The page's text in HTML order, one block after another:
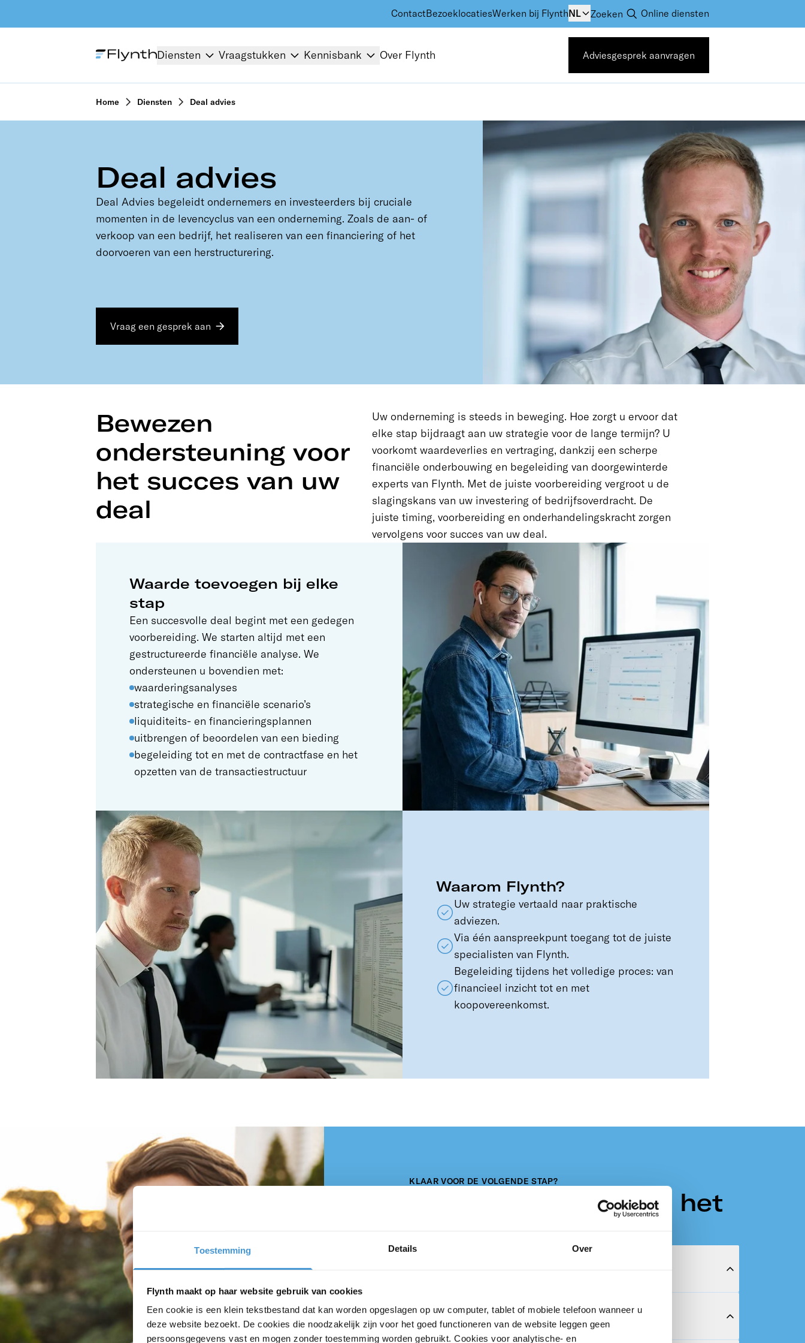
Toestemming Details Over
Flynth maakt op haar website gebruik van cookies
Een cookie is een klein tekstbestand dat kan worden opgeslagen op uw computer, tablet of mobiele telefoon wanneer u
deze website bezoekt. De cookies die noodzakelijk zijn voor het goed functioneren van de website leggen geen
persoonsgegevens vast en mogen zonder toestemming worden gebruikt. Cookies voor analytische- en
ContactBezoeklocatiesWerken bij FlynthNL Zoeken Online diensten
Diensten Vraagstukken Kennisbank Over Flynth Adviesgesprek aanvragen
Home Diensten Deal advies
Deal advies
Deal Advies begeleidt ondernemers en investeerders bij cruciale
momenten in de levencyclus van een onderneming. Zoals de aan- of
verkoop van een bedrijf, het realiseren van een financiering of het
doorvoeren van een herstructurering.
Vraag een gesprek aan
Bewezen
ondersteuning voor
het succes van uw
deal
Uw onderneming is steeds in beweging. Hoe zorgt u ervoor dat
elke stap bijdraagt aan uw strategie voor de lange termijn? U
voorkomt waardeverlies en vertraging, dankzij een scherpe
financiële onderbouwing en begeleiding van doorgewinterde
experts van Flynth. Met de juiste voorbereiding vergroot u de
slagingskans van uw investering of bedrijfsoverdracht. De
juiste timing, voorbereiding en onderhandelingskracht zorgen
vervolgens voor succes van uw deal.
Waarde toevoegen bij elke
stap
Een succesvolle deal begint met een gedegen
voorbereiding. We starten altijd met een
gestructureerde financiële analyse. We
ondersteunen u bovendien met:
waarderingsanalyses
strategische en financiële scenario’s
liquiditeits- en financieringsplannen
uitbrengen of beoordelen van een bieding
begeleiding tot en met de contractfase en het
opzetten van de transactiestructuur
Waarom Flynth?
Uw strategie vertaald naar praktische
adviezen.
Via één aanspreekpunt toegang tot de juiste
specialisten van Flynth.
Begeleiding tijdens het volledige proces: van
financieel inzicht tot en met
koopovereenkomst.
Zo maken we voor u het
KLAAR VOOR DE VOLGENDE STAP?
Wilt u uw onderneming verkopen? Wij ondersteunen u tijdens
het gehele verkoopproces. We nemen u veel werk uit handen
Aankoopbegeleiding